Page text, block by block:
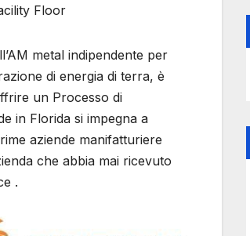
Floor
metal indipendente per
di energia di terra, è
un Processo di
in Florida si impegna a
aziende manifatturiere
che abbia mai ricevuto
.